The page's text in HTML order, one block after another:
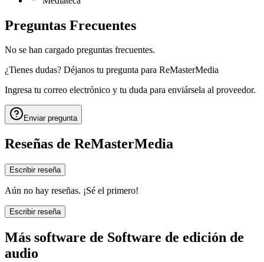
Preguntas Frecuentes
No se han cargado preguntas frecuentes.
¿Tienes dudas? Déjanos tu pregunta para ReMasterMedia
Ingresa tu correo electrónico y tu duda para enviársela al proveedor.
Enviar pregunta
Reseñas de ReMasterMedia
Escribir reseña
Aún no hay reseñas. ¡Sé el primero!
Escribir reseña
Más software de Software de edición de
audio